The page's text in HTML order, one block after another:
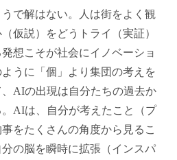
で解はない。人は街をよく観
仮説）をどうトライ（実証）
想こそが社会にイノベーショ
うに「個」より集団の考えを
AIの出現は自分たちの過去か
AIは、自分が考えたこと（プ
をたくさんの角度から見るこ
の脳を瞬時に拡張（インスパ